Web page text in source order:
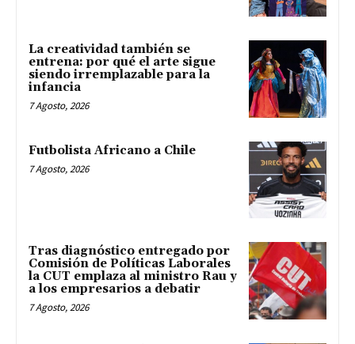
La creatividad también se
entrena: por qué el arte sigue
siendo irremplazable para la
infancia
7 Agosto, 2026
Futbolista Africano a Chile
7 Agosto, 2026
Tras diagnóstico entregado por
Comisión de Políticas Laborales
la CUT emplaza al ministro Rau y
a los empresarios a debatir
7 Agosto, 2026